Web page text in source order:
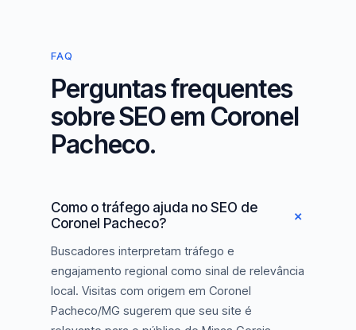
FAQ
Perguntas frequentes
sobre SEO em Coronel
Pacheco.
Como o tráfego ajuda no SEO de
Coronel Pacheco?
Buscadores interpretam tráfego e
engajamento regional como sinal de relevância
local. Visitas com origem em Coronel
Pacheco/MG sugerem que seu site é